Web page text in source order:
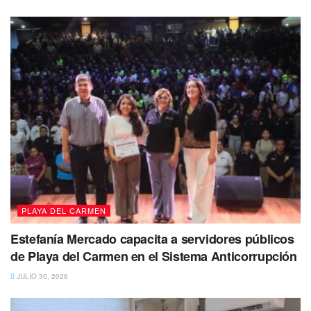
acciones son trabajos para embellecer la arteria, aunque
antes se limpia el adocreto con la barredora, hidrolavadora
y karcher.
Aunque en redes sociales algunos cibernautas han
intentado opacar o desmerecer el trabajo que se realiza,
con fotos falsas que solo pretenden dejar entre ver que los
trabajos no se han llevado a cabo, esto totalmente
equívoco ya que se ha estado trabajando continuamente
para lograr una imagen urbana adecuada para los turistas
y locales que arriban a Solidaridad.
El secretario de servicios públicosBenny Milláninformó
que la pintura es de secado rápido. Sin embargo, aun así,
se acordonará el área para evitar el paso. Posteriormente,
PLAYA DEL CARMEN
Estefanía Mercado capacita a servidores públicos
de Playa del Carmen en el Sistema Anticorrupción
JULIO 30, 2026